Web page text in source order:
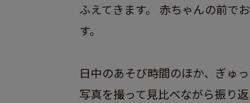
ふえてきます。 赤ちゃんの前で
す。
日中のあそび時間のほか、ぎゅ
写真を撮って見比べながら振り